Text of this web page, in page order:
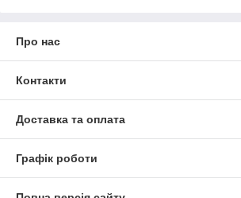
Про нас
Контакти
Доставка та оплата
Графік роботи